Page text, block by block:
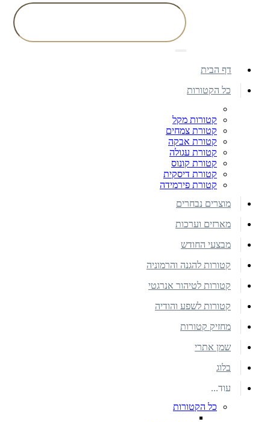
דף הבית
כל הקטורות
קטורות מקל
קטורת צמחים
קטורת אבקה
קטורת עגולה
קטורת קונוס
קטורת דיסקית
קטורת פירמידה
מוצרים נבחרים
מארזים וערכות
מבצעי החודש
קטורות להגנה והרמוניה
קטורות לטיהור אנרגטי
קטורות לשפע והודיה
מחזיק קטורות
שמן אתרי
בלוג
עוד...
כל הקטורות